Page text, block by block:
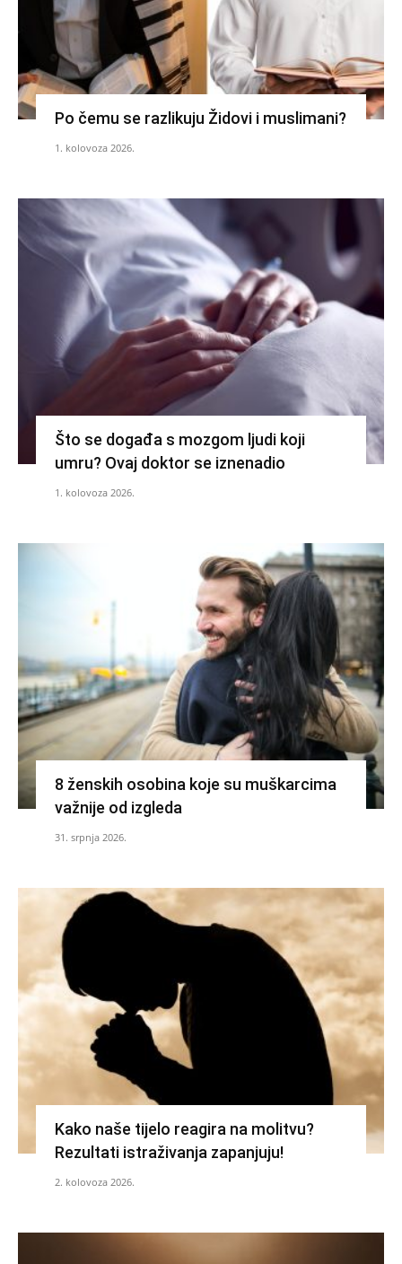
Po čemu se razlikuju Židovi i muslimani?
1. kolovoza 2026.
Što se događa s mozgom ljudi koji
umru? Ovaj doktor se iznenadio
1. kolovoza 2026.
8 ženskih osobina koje su muškarcima
važnije od izgleda
31. srpnja 2026.
Kako naše tijelo reagira na molitvu?
Rezultati istraživanja zapanjuju!
2. kolovoza 2026.